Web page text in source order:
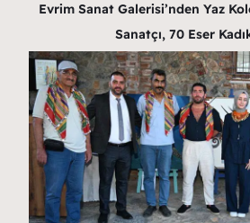
Evrim Sanat Galerisi’nden Yaz
Sanatçı, 70 Eser